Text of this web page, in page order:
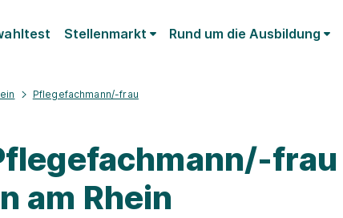
Stellenmarkt Rund um die Ausbildung
Pflegefachmann/-frau
frau
am Rhein